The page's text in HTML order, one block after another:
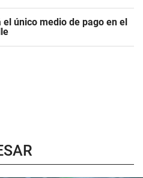
el único medio de pago en el